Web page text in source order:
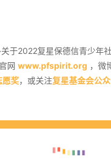
于2022复星保德信青少年
网 www.pfspirit.org ，微
愿奖，或关注复星基金会公